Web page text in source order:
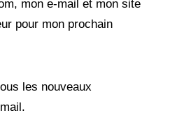
mon e-mail et mon site
pour mon prochain
les nouveaux